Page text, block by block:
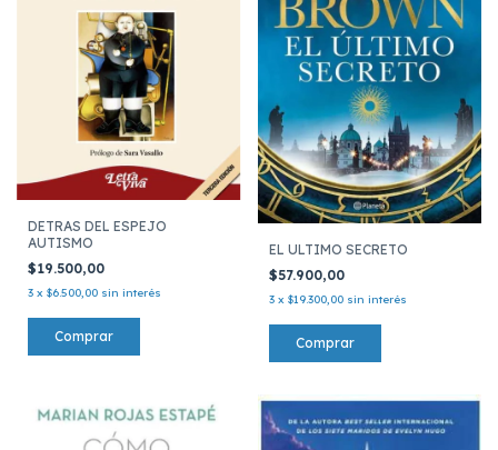
DETRAS DEL ESPEJO
AUTISMO
$19.500,00
3 x $6.500,00 sin interés
EL ULTIMO SECRETO
$57.900,00
3 x $19.300,00 sin interés